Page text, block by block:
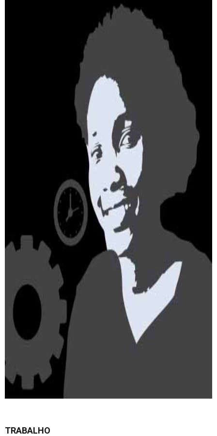
TRABALHO